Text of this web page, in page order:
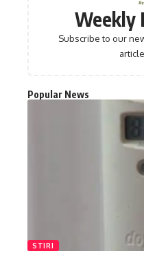
Weekly
Subscribe to our
Popular News
STIRI